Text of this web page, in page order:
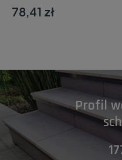
78,41 zł
Profil